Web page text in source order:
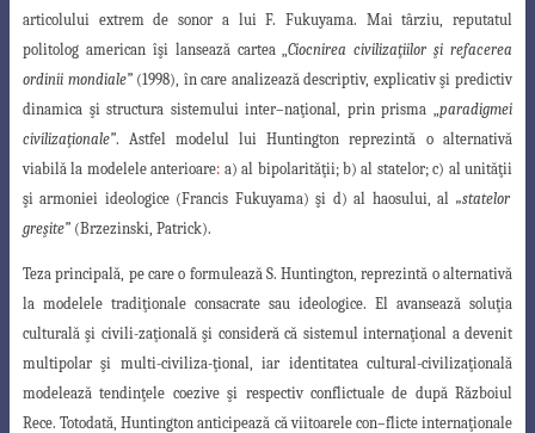
articolului extrem de sonor a lui F. Fukuyama. Mai târziu, reputatul
politolog american îşi lansează cartea „Ciocnirea civilizaţiilor şi refacerea
ordinii mondiale” (1998), în care analizează descriptiv, explicativ şi predictiv
dinamica şi structura sistemului inter–naţional, prin prisma „paradigmei
civilizaţionale”. Astfel modelul lui Huntington reprezintă
o alternativă
viabilă la modelele anterioare: a) al bipolarităţii; b) al statelor; c) al unităţii
şiarmoniei ideologice (Francis Fukuyama) şi d) al haosului, al „statelor
greşite”(Brzezinski , Patrick).
Teza principală, pe care o formulează S. Huntington, reprezintă o alternativă
la modelele tradiţionale consacrate sau ideologice. El avansează soluţia
culturală şi civili-zaţională şi consideră că sistemul internaţional a devenit
multipolar şi multi-civiliza-ţional, iar identitatea cultural-civilizaţională
modelează tendinţele coezive şi respectiv conflictuale de după Războiul
Rece. Totodată, Huntington anticipează că viitoarele con–flicte internaţionale